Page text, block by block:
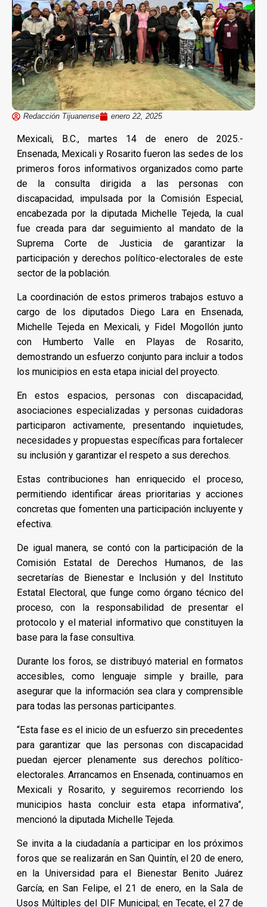
Redacción Tijuanense enero 22, 2025
Mexicali, B.C., martes 14 de enero de 2025.-
Ensenada, Mexicali y Rosarito fueron las sedes de los
primeros foros informativos organizados como parte
de la consulta dirigida a las personas con
discapacidad, impulsada por la Comisión Especial,
encabezada por la diputada Michelle Tejeda, la cual
fue creada para dar seguimiento al mandato de la
Suprema Corte de Justicia de garantizar la
participación y derechos político-electorales de este
sector de la población.
La coordinación de estos primeros trabajos estuvo a
cargo de los diputados Diego Lara en Ensenada,
Michelle Tejeda en Mexicali, y Fidel Mogollón junto
con Humberto Valle en Playas de Rosarito,
demostrando un esfuerzo conjunto para incluir a todos
los municipios en esta etapa inicial del proyecto.
En estos espacios, personas con discapacidad,
asociaciones especializadas y personas cuidadoras
participaron activamente, presentando inquietudes,
necesidades y propuestas específicas para fortalecer
su inclusión y garantizar el respeto a sus derechos.
Estas contribuciones han enriquecido el proceso,
permitiendo identificar áreas prioritarias y acciones
concretas que fomenten una participación incluyente y
efectiva.
De igual manera, se contó con la participación de la
Comisión Estatal de Derechos Humanos, de las
secretarías de Bienestar e Inclusión y del Instituto
Estatal Electoral, que funge como órgano técnico del
proceso, con la responsabilidad de presentar el
protocolo y el material informativo que constituyen la
base para la fase consultiva.
Durante los foros, se distribuyó material en formatos
accesibles, como lenguaje simple y braille, para
asegurar que la información sea clara y comprensible
para todas las personas participantes.
“Esta fase es el inicio de un esfuerzo sin precedentes
para garantizar que las personas con discapacidad
puedan ejercer plenamente sus derechos político-
electorales. Arrancamos en Ensenada, continuamos en
Mexicali y Rosarito, y seguiremos recorriendo los
municipios hasta concluir esta etapa informativa”,
mencionó la diputada Michelle Tejeda.
Se invita a la ciudadanía a participar en los próximos
foros que se realizarán en San Quintín, el 20 de enero,
en la Universidad para el Bienestar Benito Juárez
García; en San Felipe, el 21 de enero, en la Sala de
Usos Múltiples del DIF Municipal; en Tecate, el 27 de